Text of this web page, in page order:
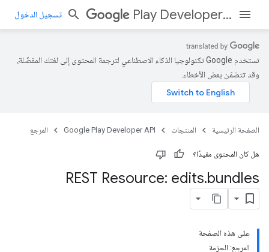
Play Developer API تسجيل الدخول
تستخدم Google تكنولوجيا الذكاء الاصطناعي لترجمة المحتوى إلى لغتك المفضّلة،
وقد تتضمّن بعض الأخطاء.
الصفحة الرئيسية المنتجات Google Play Developer API المرجع
هل كان المحتوى مفيدًا؟
REST Resource: edits.bundles
على هذه الصفحة
المرجع: الحزمة